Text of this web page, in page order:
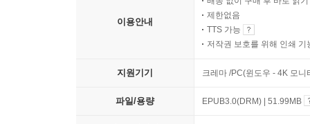
이용안내
제한없음
TTS 가능
저작권 보호를 위해 인쇄 기
지원기기 크레마 /PC(윈도우 - 4K 모
파일/용량 EPUB3.0(DRM) | 51.99MB